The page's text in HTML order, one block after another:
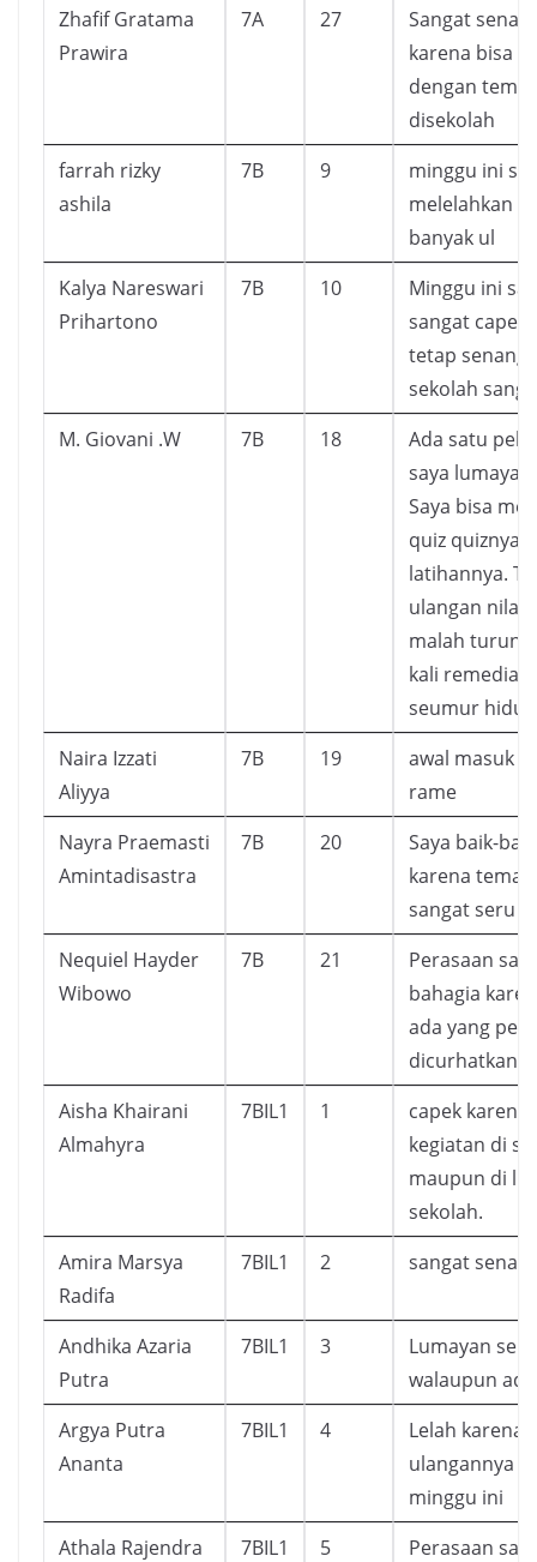
Zhafif Gratama
Prawira
7A 27
Sangat
karena bisa
dengan
disekolah
farrah rizky
ashila
7B 9
minggu ini
melelahkan
banyak ul
Kalya Nareswari
Prihartono
7B 10
Minggu ini
sangat cape,
tetap senang
sekolah
M. Giovani .W
7B 18
Ada satu
saya lumayan
Saya bisa
quiz quiznya
latihannya.
ulangan nilai
malah turun.
kali remedial
seumur
Naira Izzati
Aliyya
7B 19
awal masuk
rame
Nayra Praemasti
Amintadisastra
7B 20
Saya baik-
karena
sangat seru
Nequiel Hayder
Wibowo
7B 21
Perasaan
bahagia
ada yang
dicurhatkan.
Aisha Khairani
Almahyra
7BIL1 1
capek karena
kegiatan di
maupun di
sekolah.
Amira Marsya
Radifa
7BIL1 2 sangat
Andhika Azaria
Putra
7BIL1 3
Lumayan
walaupun
Argya Putra
Ananta
7BIL1 4
Lelah karena
ulangannya
minggu ini
Athala Rajendra
7BIL1 5
Perasaan